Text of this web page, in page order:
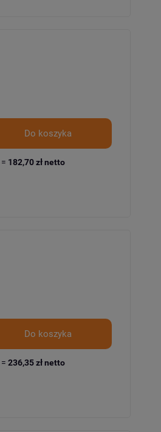
Do koszyka
= 182,70 złnetto
Do koszyka
=236,35 złnetto